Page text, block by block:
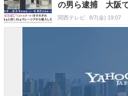
の男ら逮捕 大阪
全国に販売したと
関西テレビ 8/7(金) 19:07